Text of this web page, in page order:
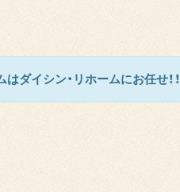
ダイシン・リホームにお任せ！！